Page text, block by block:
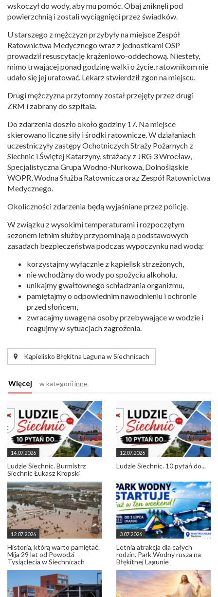
wskoczył do wody, aby mu pomóc. Obaj zniknęli pod
powierzchnią i zostali wyciągnięci przez świadków.
U starszego z mężczyzn przybyły na miejsce Zespół
Ratownictwa Medycznego wraz z jednostkami OSP
prowadził resuscytację krążeniowo-oddechową. Niestety,
mimo trwającej ponad godzinę walki o życie, ratownikom nie
udało się jej uratować. Lekarz stwierdził zgon na miejscu.
Drugi mężczyzna przytomny został przejęty przez drugi
ZRM i zabrany do szpitala.
Do zdarzenia doszło około godziny 17. Na miejsce
skierowano liczne siły i środki ratownicze. W działaniach
uczestniczyły zastępy Ochotniczych Straży Pożarnych z
Siechnic i Świętej Katarzyny, strażacy z JRG 3 Wrocław,
Specjalistyczna Grupa Wodno-Nurkowa, Dolnośląskie
WOPR, Wodna Służba Ratownicza oraz Zespół Ratownictwa
Medycznego.
Okoliczności zdarzenia będą wyjaśniane przez policję.
W związku z wysokimi temperaturami i rozpoczętym
sezonem letnim służby przypominają o podstawowych
zasadach bezpieczeństwa podczas wypoczynku nad wodą:
korzystajmy wyłącznie z kąpielisk strzeżonych,
nie wchodźmy do wody po spożyciu alkoholu,
unikajmy gwałtownego schładzania organizmu,
pamiętajmy o odpowiednim nawodnieniu i ochronie
przed słońcem,
zwracajmy uwagę na osoby przebywające w wodzie i
reagujmy w sytuacjach zagrożenia.
Kąpielisko Błękitna Laguna w Siechnicach
Więcej w kategoriiinne
14.07.2026
Ludzie Siechnic. Burmistrz
Siechnic Łukasz Kropski
12.07.2026
Ludzie Siechnic. 10 pytań do...
12.07.2026
Historia, którą warto pamiętać.
Mija 29 lat od Powodzi
Tysiąclecia w Siechnicach
3.07.2026
Letnia atrakcja dla całych
rodzin. Park Wodny rusza na
Błękitnej Lagunie